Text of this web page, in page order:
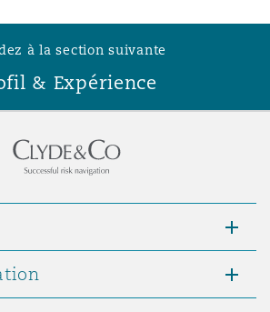
à la section suivante
& Expérience